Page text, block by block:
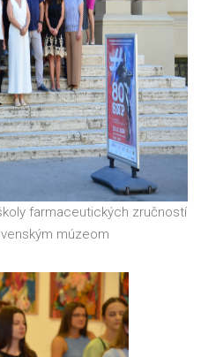
farmaceutických zručností
múzeom